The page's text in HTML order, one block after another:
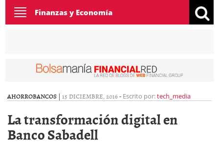
Toggle
navigation
Finanzas y Economía
AHORROBANCOS | 15 DICIEMBRE, 2016- Escrito por:tech_media
La transformación digital en
Banco Sabadell